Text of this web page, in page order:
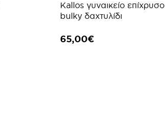
Kallos γυναικείο επίχρυσο
bulky δαχτυλίδι
65,00€